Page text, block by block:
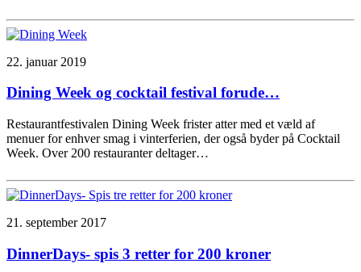
22. januar 2019
Dining Week og cocktail festival forude…
Restaurantfestivalen Dining Week frister atter med et væld af
menuer for enhver smag i vinterferien, der også byder på Cocktail
Week. Over 200 restauranter deltager…
21. september 2017
DinnerDays- spis 3 retter for 200 kroner